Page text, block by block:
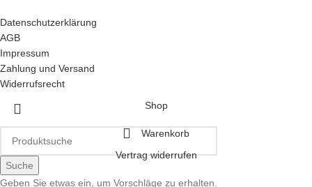
Datenschutzerklärung
AGB
Impressum
Zahlung und Versand
Widerrufsrecht
Suche
Geben Sie etwas ein, um Vorschläge zu erhalten.
Shop
Warenkorb
Vertrag widerrufen